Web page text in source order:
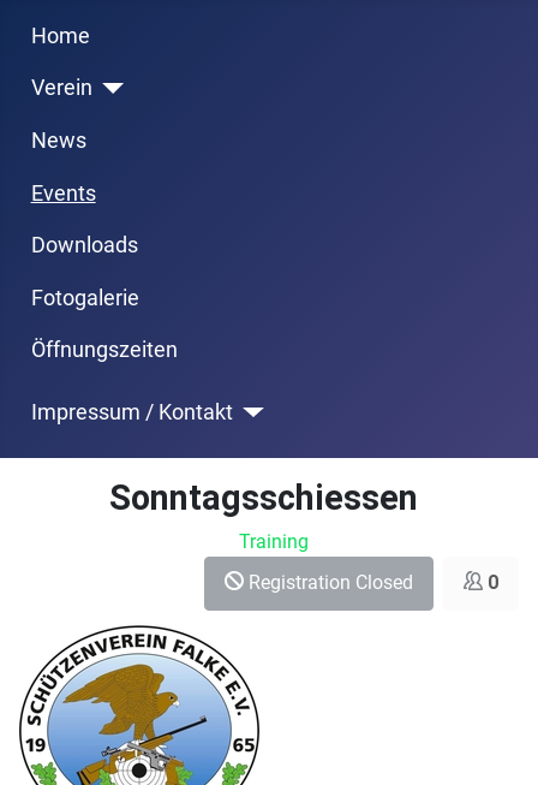
Home
Verein
News
Events
Downloads
Fotogalerie
Öffnungszeiten
Impressum / Kontakt
Sonntagsschiessen
Training
Registration Closed
0
Month
Month